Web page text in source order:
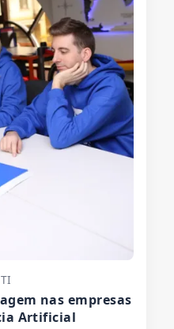
nas empresas
Artificial